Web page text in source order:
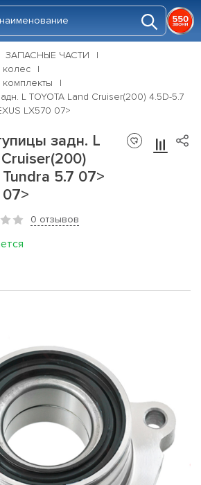
ЗАПАСНЫЕ ЧАСТИ
колес
L TOYOTA Land Cruiser(200) 4.5D-5.7
LX570 07>
задн. L
5.7 07>
0 отзывов